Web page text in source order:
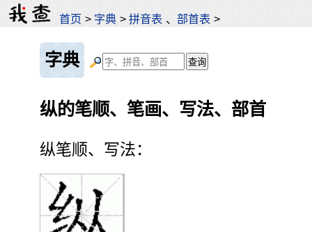
首页 > 字典 >拼音表 、部首表 >
字典
纵的笔顺、笔画、写法、部首
纵笔顺、写法：